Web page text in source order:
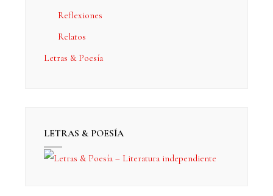
Reflexiones
Relatos
Letras & Poesía
LETRAS & POESÍA